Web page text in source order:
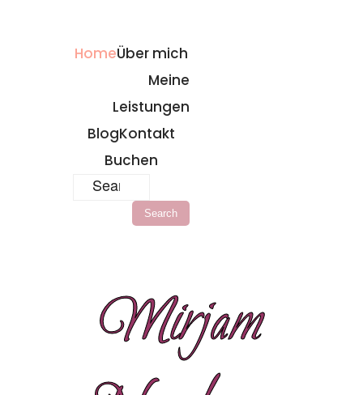
HomeÜber mich
Meine
Leistungen
BlogKontakt
Buchen
Mirjam